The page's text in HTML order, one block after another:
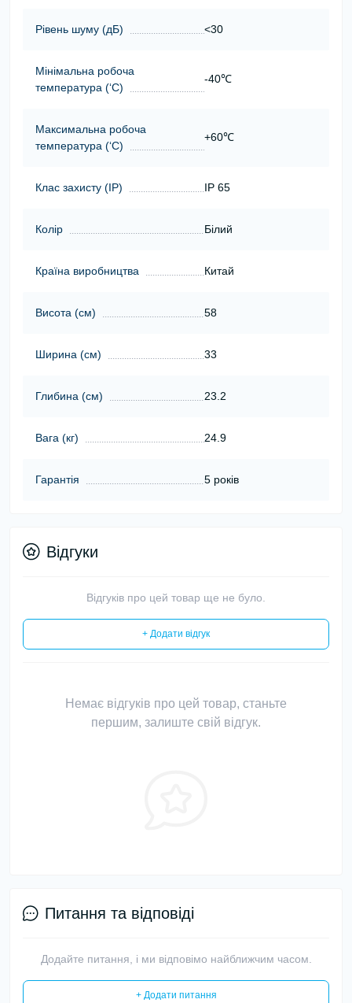
Рівень шуму (дБ) <30
Мінімальна робоча
температура (‘С)
-40℃
Максимальна робоча
температура (‘С)
+60℃
Клас захисту (ІР) IP 65
Колір Білий
Країна виробництва Китай
Висота (cм) 58
Ширина (cм) 33
Глибина (cм) 23.2
Вага (кг) 24.9
Гарантія 5 років
Відгуки
Відгуків про цей товар ще не було.
+ Додати відгук
Немає відгуків про цей товар, станьте
першим, залиште свій відгук.
Питання та відповіді
Додайте питання, і ми відповімо найближчим часом.
+ Додати питання